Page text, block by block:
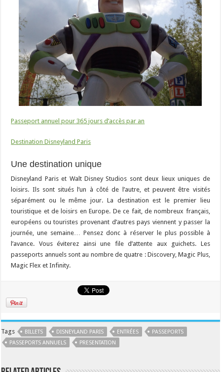
Passeport annuel pour 365 jours d’accès par an
Destination Disneyland Paris
Une destination unique
Disneyland Paris et Walt Disney Studios sont deux lieux uniques de
loisirs. Ils sont situés l’un à côté de l’autre, et peuvent être visités
séparément ou le même jour. La destination est le premier lieu
touristique et de loisirs en Europe. De ce fait, de nombreux français,
européens ou touristes provenant d’autres pays viennent y passer la
journée, une semaine… Pensez donc à réserver le plus possible à
l’avance. Vous éviterez ainsi une file d’attente aux guichets. Les
passeports annuels sont au nombre de quatre : Discovery, Magic Plus,
Magic Flex et Infinity.
Tags BILLETS DISNEYLAND PARIS ENTRÉES
PASSEPORTS
PASSEPORTS ANNUELS
PRESENTATION